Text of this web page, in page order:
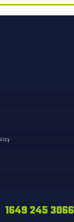
1649 245 3066